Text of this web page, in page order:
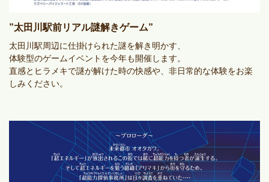
”太田川駅前リアル謎解きゲーム”
太田川駅周辺に仕掛けられた謎を解き明かす、
体験型のゲームイベントを今年も開催します。
直感とヒラメキで謎が解けた時の快感や、非日常的な体験をお楽
しみください。